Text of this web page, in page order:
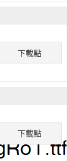
下載點
下載點